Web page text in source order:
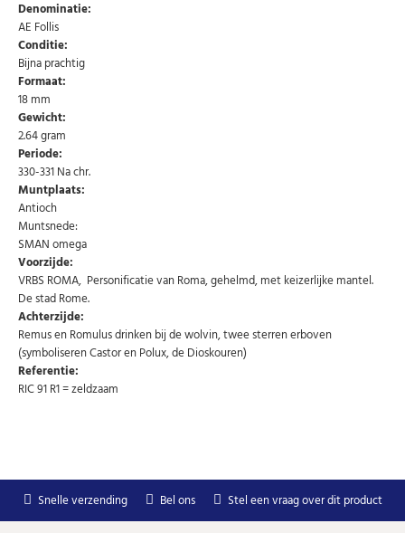
Niet meer opnieuw tonen.
Denominatie:
AE Follis
Conditie:
Bijna prachtig
Formaat:
18 mm
Gewicht:
2.64 gram
Periode:
330-331 Na chr.
Muntplaats:
Antioch
Muntsnede:
SMAN omega
Voorzijde:
VRBS ROMA, Personificatie van Roma, gehelmd, met keizerlijke mantel.
De stad Rome.
Achterzijde:
Remus en Romulus drinken bij de wolvin, twee sterren erboven
(symboliseren Castor en Polux, de Dioskouren)
Referentie:
RIC 91 R1 = zeldzaam
Snelle verzending Bel ons Stel een vraag over dit product